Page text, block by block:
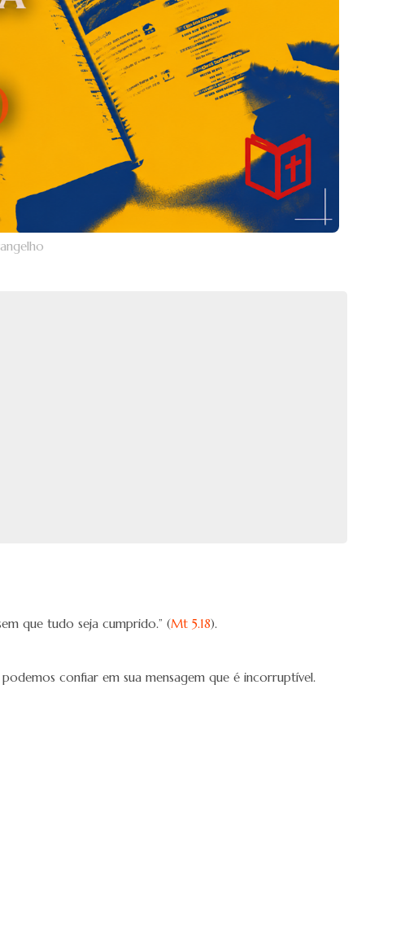
que tudo seja cumprido.” (Mt 5.18).
confiar em sua mensagem que é incorruptível.